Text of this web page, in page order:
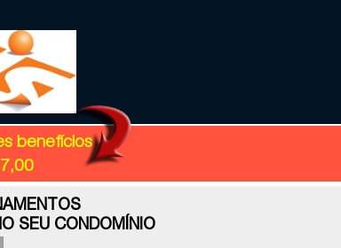
SEU CONDOMÍNIO
benefícios